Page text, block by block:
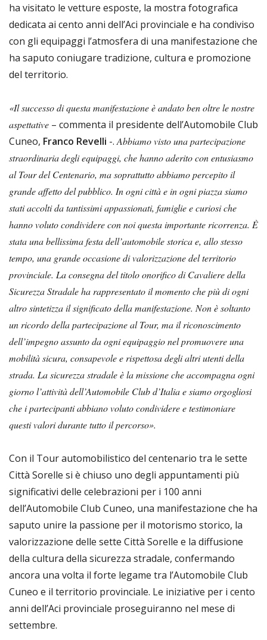
ha visitato le vetture esposte, la mostra fotografica
dedicata ai cento anni dell’Aci provinciale e ha condiviso
con gli equipaggi l’atmosfera di una manifestazione che
ha saputo coniugare tradizione, cultura e promozione
del territorio.
«Il successo di questa manifestazione è andato ben oltre le nostre
aspettative – commenta il presidente dell’Automobile Club
Cuneo, Franco Revelli -.Abbiamo visto una partecipazione
straordinaria degli equipaggi, che hanno aderito con entusiasmo
al Tour del Centenario, ma soprattutto abbiamo percepito il
grande affetto del pubblico. In ogni città e in ogni piazza siamo
stati accolti da tantissimi appassionati, famiglie e curiosi che
hanno voluto condividere con noi questa importante ricorrenza. È
stata una bellissima festa dell’automobile storica e, allo stesso
tempo, una grande occasione di valorizzazione del territorio
provinciale. La consegna del titolo onorifico di Cavaliere della
Sicurezza Stradale ha rappresentato il momento che più di ogni
altro sintetizza il significato della manifestazione. Non è soltanto
un ricordo della partecipazione al Tour, ma il riconoscimento
dell’impegno assunto da ogni equipaggio nel promuovere una
mobilità sicura, consapevole e rispettosa degli altri utenti della
strada. La sicurezza stradale è la missione che accompagna ogni
giorno l’attività dell’Automobile Club d’Italia e siamo orgogliosi
che i partecipanti abbiano voluto condividere e testimoniare
questi valori durante tutto il percorso».
Con il Tour automobilistico del centenario tra le sette
Città Sorelle si è chiuso uno degli appuntamenti più
significativi delle celebrazioni per i 100 anni
dell’Automobile Club Cuneo, una manifestazione che ha
saputo unire la passione per il motorismo storico, la
valorizzazione delle sette Città Sorelle e la diffusione
della cultura della sicurezza stradale, confermando
ancora una volta il forte legame tra l’Automobile Club
Cuneo e il territorio provinciale. Le iniziative per i cento
anni dell’Aci provinciale proseguiranno nel mese di
settembre.